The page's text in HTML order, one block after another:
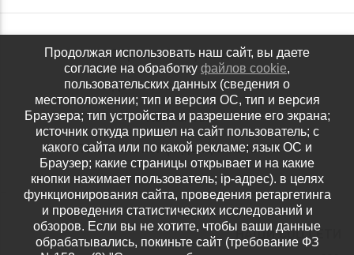
Обращения граждан
Антидопинговое обеспечение
Контакты
Политика конфиденциальности
НАШИ СОЦ.СЕТИ
Продолжая использовать наш сайт, вы даете
согласие на обработку файлов cookie,
пользовательских данных (сведения о
местоположении; тип и версия ОС, тип и версия
Браузера; тип устройства и разрешение его экрана;
источник откуда пришел на сайт пользователь; с
какого сайта или по какой рекламе; язык ОС и
Браузер; какие страницы открывает и на какие
кнопки нажимает пользователь; ip-адрес). в целях
функционирования сайта, проведения ретаргетинга
и проведения статистических исследований и
обзоров. Если вы не хотите, чтобы ваши данные
обрабатывались, покиньте сайт (требование ФЗ